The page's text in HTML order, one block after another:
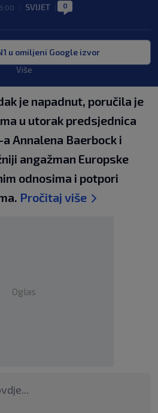
SVIJET 0
u omiljeni Google izvor
Više
je napadnut, poručila je
u utorak predsjednica
Annalena Baerbock i
angažman Europske
odnosima i potpori
Pročitaj više
Oglas